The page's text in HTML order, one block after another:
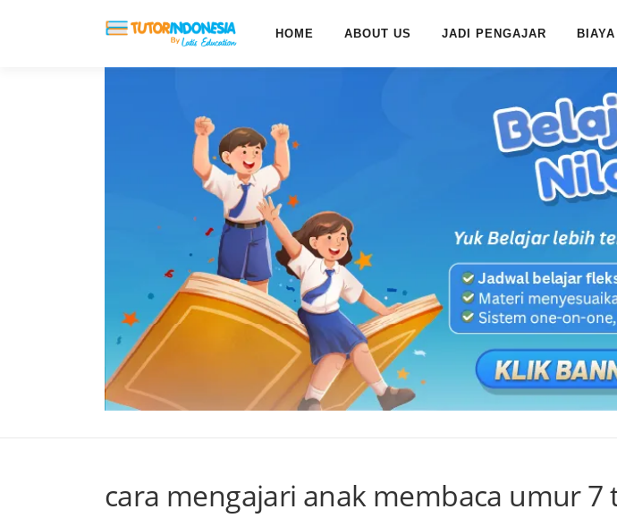
HOME ABOUT US JADI PENGAJAR
cara mengajari anak membaca umur 7